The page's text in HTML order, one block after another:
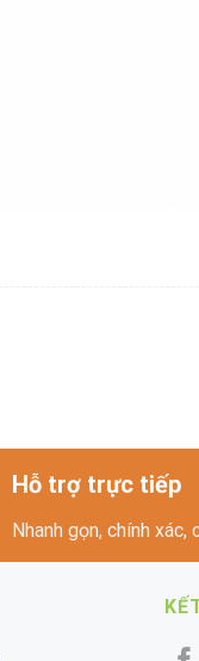
Hỗ trợ trực tiếp
Nhanh gọn, chính